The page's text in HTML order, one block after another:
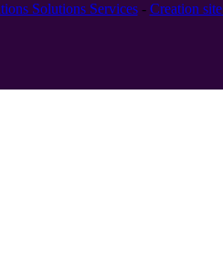
Solutions Services- Creation